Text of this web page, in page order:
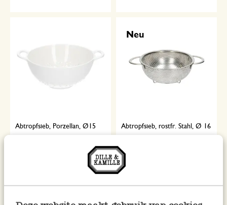
Abtropfsieb, Porzellan, Ø15
inkl. MwSt zzgl. Versandkosten
Neu
Abtropfsieb, rostfr. Stahl, Ø 16
7,95